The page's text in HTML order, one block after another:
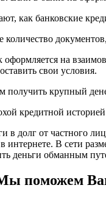
как банковские
на
свои условия.
получить крупный
кредитной историей
в долг от частного
интернете. В сети
деньги обманным
поможем Вам